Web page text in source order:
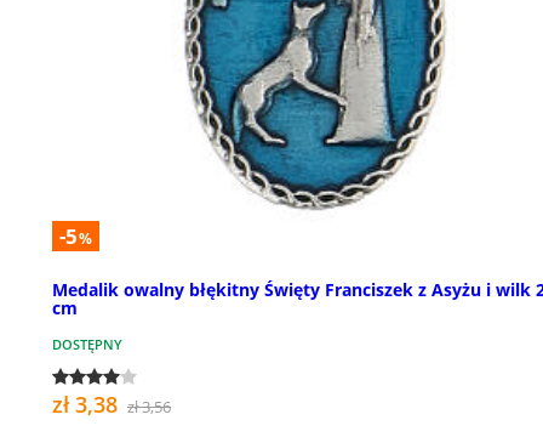
-5%
Medalik owalny błękitny Święty Franciszek z Asyżu i wilk
cm
DOSTĘPNY
zł 3,38 zł 3,56